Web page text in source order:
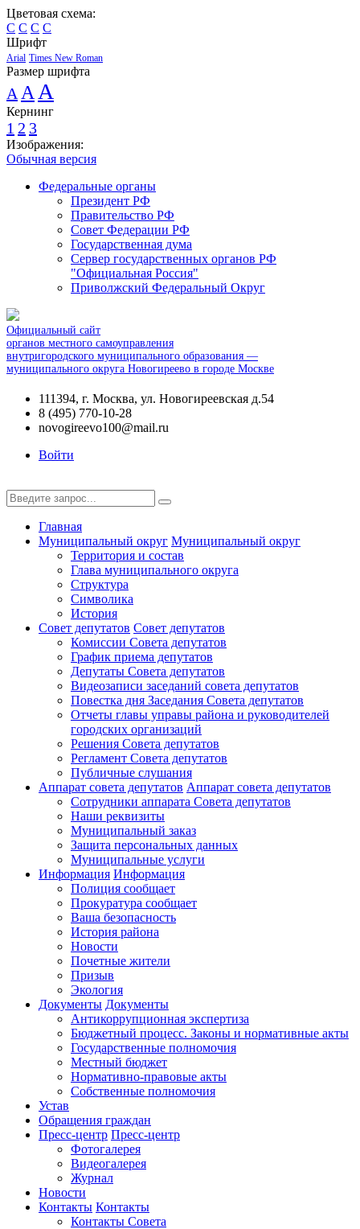
Цветовая схема:
C C C C
Шрифт
Arial Times New Roman
Размер шрифта
A A A
Кернинг
1 2 3
Изображения:
Обычная версия
Федеральные органы
Президент РФ
Правительство РФ
Совет Федерации РФ
Государственная дума
Сервер государственных органов РФ
"Официальная Россия"
Приволжский Федеральный Округ
Официальный сайт
органов местного самоуправления
внутригородского муниципального образования —
муниципального округа Новогиреево в городе Москве
111394, г. Москва, ул. Новогиреевская д.54
8 (495) 770-10-28
novogireevo100@mail.ru
Войти
Главная
Муниципальный округ Муниципальный округ
Территория и состав
Глава муниципального округа
Структура
Символика
История
Совет депутатов Совет депутатов
Комиссии Совета депутатов
График приема депутатов
Депутаты Совета депутатов
Видеозаписи заседаний совета депутатов
Повестка дня Заседания Совета депутатов
Отчеты главы управы района и руководителей
городских организаций
Решения Совета депутатов
Регламент Совета депутатов
Публичные слушания
Аппарат совета депутатов Аппарат совета депутатов
Сотрудники аппарата Совета депутатов
Наши реквизиты
Муниципальный заказ
Защита персональных данных
Муниципальные услуги
Информация Информация
Полиция сообщает
Прокуратура сообщает
Ваша безопасность
История района
Новости
Почетные жители
Призыв
Экология
Документы Документы
Антикоррупционная экспертиза
Бюджетный процесс. Законы и нормативные акты
Государственные полномочия
Местный бюджет
Нормативно-правовые акты
Собственные полномочия
Устав
Обращения граждан
Пресс-центр Пресс-центр
Фотогалерея
Видеогалерея
Журнал
Новости
Контакты Контакты
Контакты Совета